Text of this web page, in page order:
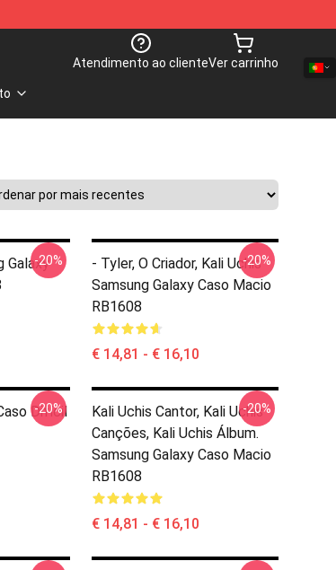
Atendimento ao clienteVer carrinho
Galaxy-20%
- Tyler, O Criador, Kali Uchis
Samsung Galaxy Caso Macio
RB1608
€ 14,81 - € 16,10
-20%
Difícil
-20%
Kali Uchis Cantor, Kali Uchis
Canções, Kali Uchis Álbum.
Samsung Galaxy Caso Macio
RB1608
€ 14,81 - € 16,10
-20%